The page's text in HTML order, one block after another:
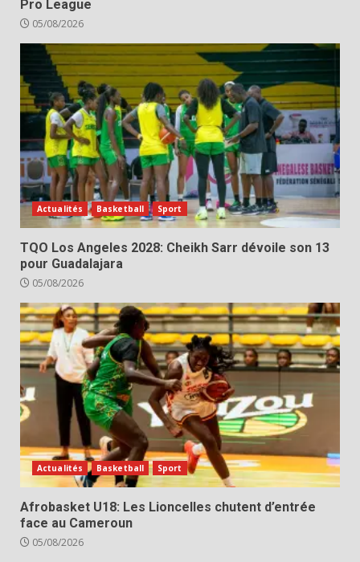
Pro League
05/08/2026
Actualités Basketball Sport
TQO Los Angeles 2028: Cheikh Sarr dévoile son 13
pour Guadalajara
05/08/2026
Actualités Basketball Sport
Afrobasket U18: Les Lioncelles chutent d’entrée
face au Cameroun
05/08/2026